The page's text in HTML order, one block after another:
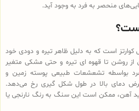
منحصر به فرد به وجود آید.
کوارتز است که به دلیل ظاهر تیره و دودی خود
روشن تا قهوه ای تیره و حتی مشکی متغیر
بواسطه تشعشعات طبیعی پوسته زمین و
دمای بالا در طول شکل گیری رخ می‌دهد.
آهن، ممکن است این سنگ به رنگ نارنجی یا